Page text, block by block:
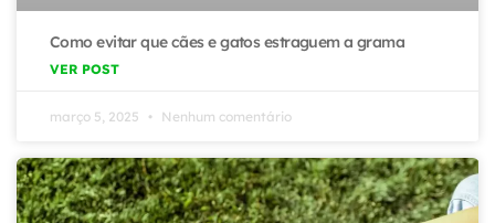
Como evitar que cães e gatos estraguem a grama
VER POST
março 5, 2025 Nenhum comentário